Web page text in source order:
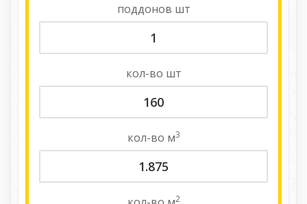
поддонов шт
кол-во шт
кол-во м3
2